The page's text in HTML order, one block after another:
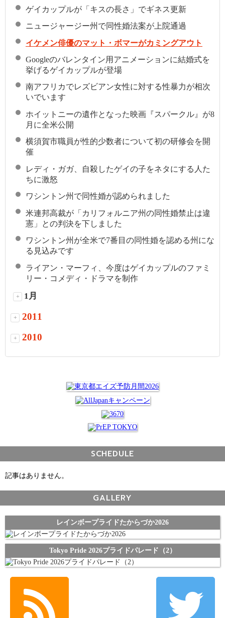
ゲイカップルが「キスの長さ」でギネス更新
ニュージャージー州で同性婚法案が上院通過
イケメン俳優のマット・ボマーがカミングアウト
Googleのバレンタイン用アニメーションに結婚式を
挙げるゲイカップルが登場
南アフリカでレズビアン女性に対する性暴力が相次
いでいます
ホイットニーの遺作となった映画『スパークル』が8
月に全米公開
横須賀市職員が性的少数者について初の研修会を開
催
レディ・ガガ、自殺したゲイの子をネタにする人た
ちに激怒
ワシントン州で同性婚が認められました
米連邦高裁が「カリフォルニア州の同性婚禁止は違
憲」との判決を下しました
ワシントン州が全米で7番目の同性婚を認める州にな
る見込みです
ライアン・マーフィ、今度はゲイカップルのファミ
リー・コメディ・ドラマを制作
+ 1月
+ 2011
+ 2010
SCHEDULE
記事はありません。
GALLERY
レインボープライドたからづか2026
Tokyo Pride 2026プライドパレード（2）